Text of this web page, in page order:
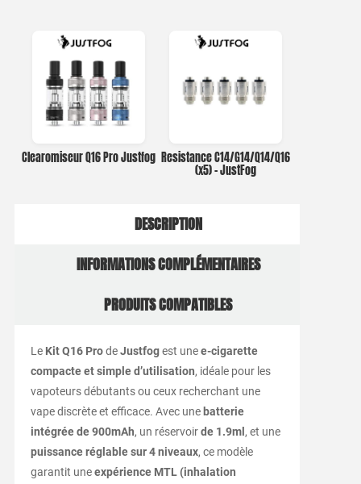
Clearomiseur Q16 Pro Justfog Resistance C14/G14/Q14/Q16
(x5) – JustFog
DESCRIPTION
INFORMATIONS COMPLÉMENTAIRES
PRODUITS COMPATIBLES
Le Kit Q16 ProdeJustfogest unee-cigarette
compacte et simple d’utilisation, idéale pour les
vapoteurs débutants ou ceux recherchant une
vape discrète et efficace. Avec une batterie
intégrée de 900mAh, un réservoirde 1.9ml , et une
puissance réglable sur 4 niveaux, ce modèle
garantit uneexpérience MTL (inhalation